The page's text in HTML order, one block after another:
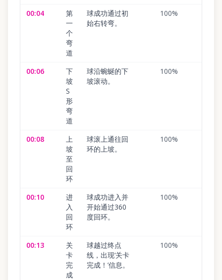
00:04
第
一
个
弯
道
球成功通过初
始右转弯。
100%
00:06
下
坡
S
形
弯
道
球沿蜿蜒的下
坡滚动。
100%
00:08
上
坡
至
回
环
球滚上通往回
环的上坡。
100%
00:10
进
入
回
环
球成功进入并
开始通过360
度回环。
100%
00:13
关
卡
完
成
球越过终点
线，出现‘关卡
完成！’信息。
100%